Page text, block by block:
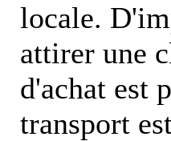
locale.
attirer une
d'achat est
transport